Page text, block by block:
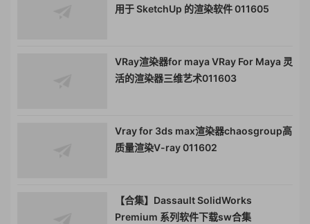
用于 SketchUp 的渲染软件 011605
VRay渲染器for maya VRay For Maya 灵
活的渲染器三维艺术011603
Vray for 3ds max渲染器chaosgroup高
质量渲染V-ray 011602
【合集】Dassault SolidWorks
Premium 系列软件下载sw合集